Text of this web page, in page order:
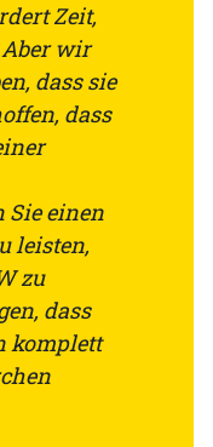
Zeit,
wir
dass sie
dass
Sie einen
leisten,
zu
dass
komplett